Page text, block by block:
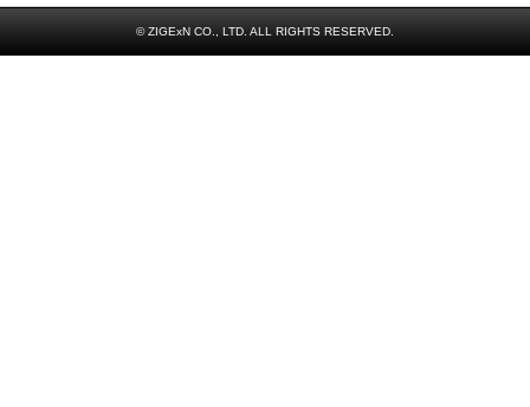
© ZIGExN CO., LTD. ALL RIGHTS RESERVED.